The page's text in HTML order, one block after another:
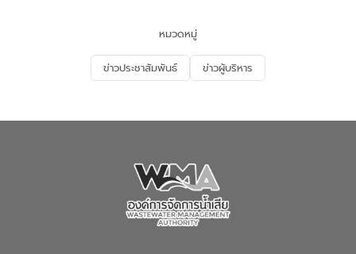
ด้านน้ำของประเทศ และเตรียมความพร้อม
รองรับการเติบโตของเมือง รวมถึงการ
ลงทุนในอุตสาหกรรมแห่งอนาคต ตลอดจน
มุ่งตอบโจทย์ความท้าทายจากวิกฤตการ
ในครั้งนี้เป็นการดึงจุดแข็งและความ
(อจน.) มาผสานกับประสบการณ์และ
เทคโนโลยีโครงข่ายน้ำครบวงจรในพื้นที่ EEC
ของอีสท์ วอเตอร์ เพื่อร่วมกันศึกษา
เทคโนโลยีการปรับปรุงคุณภาพน้ำ (Water
Reuse) และพัฒนารูปแบบการดำเนินงาน
หมวดหมู่
ข่าวประชาสัมพันธ์ ข่าวผู้บริหาร